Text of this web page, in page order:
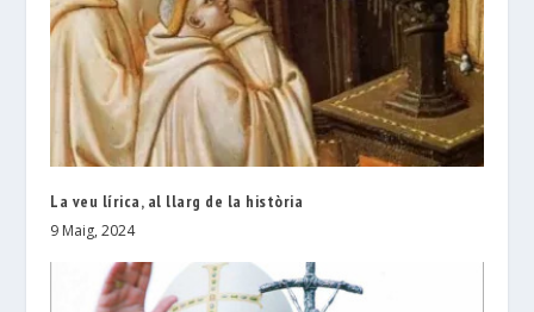
La veu lírica, al llarg de la història
9 Maig, 2024